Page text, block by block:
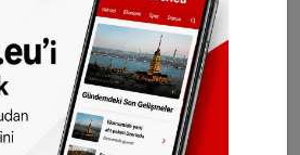
Avusturya’da bariyer
otomobili delip geçti: 2
kişi hayatını kaybetti